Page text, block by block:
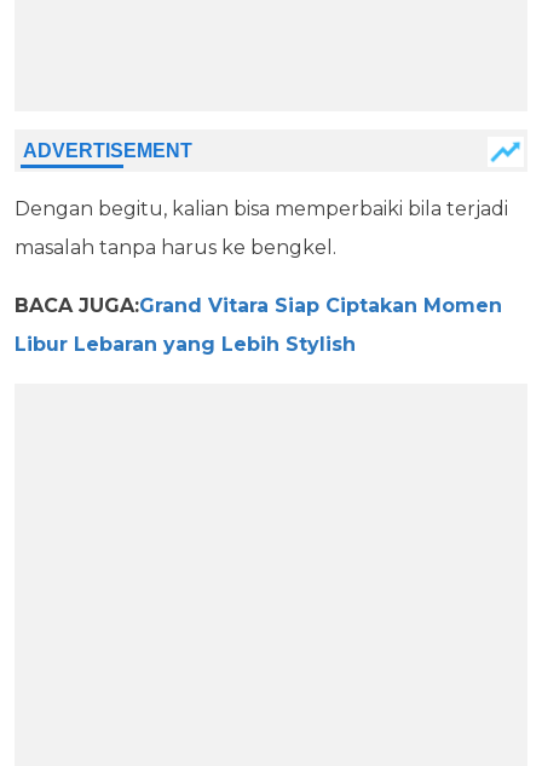
Dengan begitu, kalian bisa memperbaiki bila terjadi
masalah tanpa harus ke bengkel.
BACA JUGA:Grand Vitara Siap Ciptakan Momen
Libur Lebaran yang Lebih Stylish